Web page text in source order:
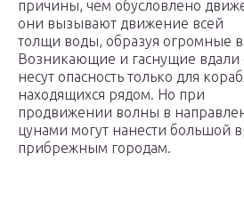
причины, чем обусловлено
они вызывают движение всей
толщи воды, образуя огромные
Возникающие и гаснущие вдали
несут опасность только для
находящихся рядом. Но при
продвижении волны в
цунами могут нанести большой
прибрежным городам.